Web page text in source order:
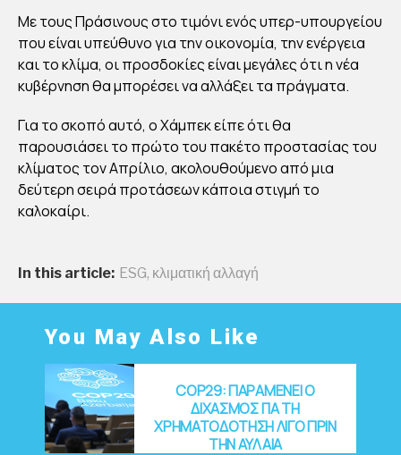
ΓΙΑ
ΤΟ
202
Στέλλα
Με τους Πράσινους στο τιμόνι ενός υπερ-υπουργείου
που είναι υπεύθυνο για την οικονομία, την ενέργεια
και το κλίμα, οι προσδοκίες είναι μεγάλες ότι η νέα
κυβέρνηση θα μπορέσει να αλλάξει τα πράγματα.
Για το σκοπό αυτό, ο Χάμπεκ είπε ότι θα
παρουσιάσει το πρώτο του πακέτο προστασίας του
κλίματος τον Απρίλιο, ακολουθούμενο από μια
δεύτερη σειρά προτάσεων κάποια στιγμή το
καλοκαίρι.
In this article: ESG, κλιματική αλλαγή
You May Also Like
COP29: ΠΑΡΑΜΕΝΕΙ Ο
ΔΙΧΑΣΜΟΣ ΓΙΑ ΤΗ
ΧΡΗΜΑΤΟΔΟΤΗΣΗ ΛΙΓΟ ΠΡΙΝ
ΤΗΝ ΑΥΛΑΙΑ